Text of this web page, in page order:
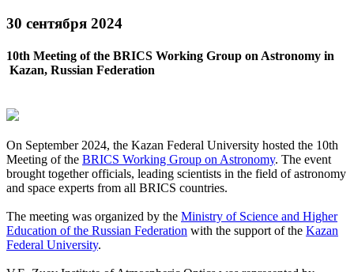
30 сентября 2024
10th Meeting of the BRICS Working Group on Astronomy in
Kazan, Russian Federation
On September 2024, the Kazan Federal University hosted the 10th
Meeting of the BRICS Working Group on Astronomy. The event
brought together officials, leading scientists in the field of astronomy
and space experts from all BRICS countries.
The meeting was organized by the Ministry of Science and Higher
Education of the Russian Federation with the support of the Kazan
Federal University.